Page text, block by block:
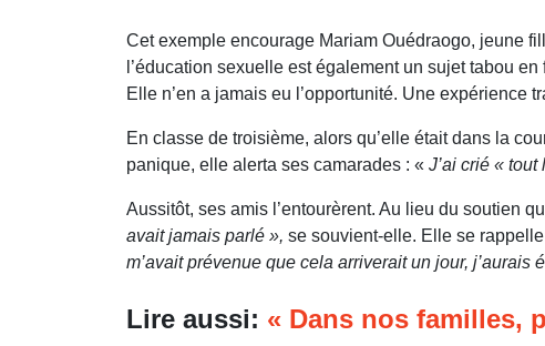
Cet exemple encourage Mariam Ouédraogo, jeune
l’éducation sexuelle est également un sujet tabou
Elle n’en a jamais eu l’opportunité. Une expérience
En classe de troisième, alors qu’elle était dans la
panique, elle alerta ses camarades : « J’ai crié «
Aussitôt, ses amis l’entourèrent. Au lieu du soutien
avait jamais parlé », se souvient-elle. Elle se
m’avait prévenue que cela arriverait un jour, j’aurais
Lire aussi: « Dans nos familles,